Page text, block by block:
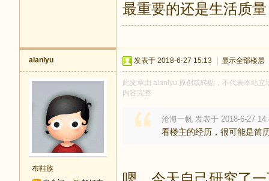
最重要的还是生活质
alanlyu
布鞋族
发表于 2018-6-27 15:13 显示全部楼层
此文章由 alanlyu 原创或转贴，不代表本站
内容完整
沧海一帆 发表于 2018-6-27
看楼主的经历，很可能是简